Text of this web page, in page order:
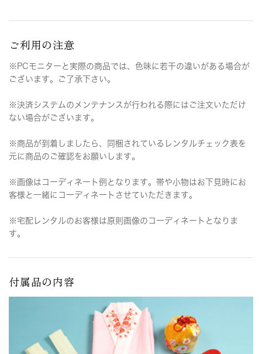
ご利用の注意
※PCモニターと実際の商品では、色味に若干の違いがある場合が
ございます。ご了承下さい。
※決済システムのメンテナンスが行われる際にはご注文いただけ
ない場合がございます。
※商品が到着しましたら、同梱されているレンタルチェック表を
元に商品のご確認をお願いします。
※画像はコーディネート例となります。帯や小物はお下見時にお
客様と一緒にコーディネートさせていただきます。
※宅配レンタルのお客様は原則画像のコーディネートとなりま
す。
付属品の内容